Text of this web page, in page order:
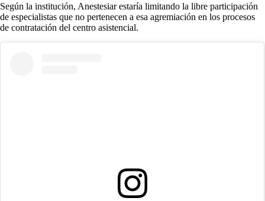
Según la institución, Anestesiar estaría limitando la libre participación
de especialistas que no pertenecen a esa agremiación en los procesos
de contratación del centro asistencial.